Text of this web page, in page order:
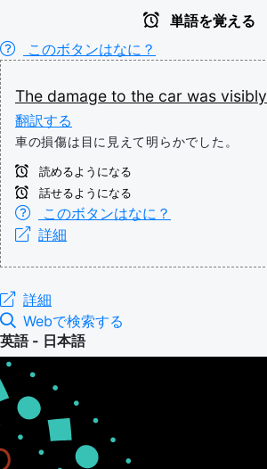
単語を覚える
このボタンはなに？
The damage to the car was visibly
翻訳する
車の損傷は目に見えて明らかでした。
読めるようになる
話せるようになる
このボタンはなに？
詳細
詳細
Webで検索する
英語 - 日本語